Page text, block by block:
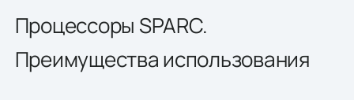
Процессоры SPARC.
Преимущества использования